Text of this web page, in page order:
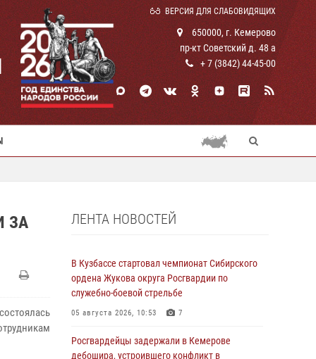
ВЕРСИЯ ДЛЯ СЛАБОВИДЯЩИХ
650000, г. Кемерово
пр-кт Советский д. 48 а
+ 7 (3842) 44-45-00
ЗА
ЛЕНТА НОВОСТЕЙ
В Кузбассе стартовал чемпионат Сибирского
ордена Жукова округа Росгвардии по
служебно-боевой стрельбе
05 августа 2026, 10:53 7
Росгвардейцы задержали в Кемерове
дебошира, устроившего конфликт в